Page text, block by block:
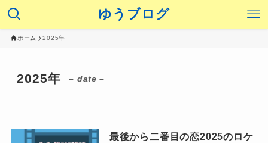
ゆうブログ
ホーム 2025年
2025年 – date –
最後から二番目の恋2025のロケ